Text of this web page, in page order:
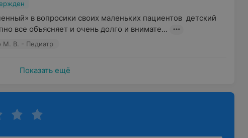
в вопросики своих маленьких пациентов  детский
все объясняет и очень долго и внимате...
М. В. - Педиатр
Показать ещё